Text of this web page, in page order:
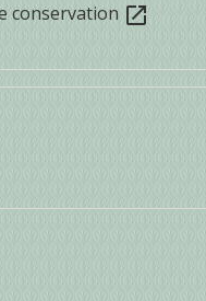
conservation open_in_new